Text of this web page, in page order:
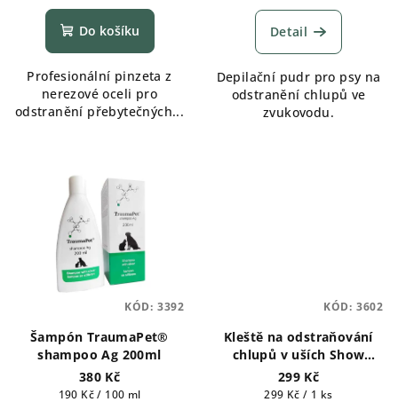
Do košíku
Profesionální pinzeta z
nerezové oceli pro
odstranění přebytečných...
hodnocení
produktu
z
5
hvězdiček.
Detail
Depilační pudr pro psy na
odstranění chlupů ve
zvukovodu.
Šampón TraumaPet®
shampoo Ag 200ml
380 Kč
Měrná
190 Kč / 100 ml
KÓD: 3392
Kleště na odstraňování
chlupů v uších Show
Tech+ 14 cm
299 Kč
Měrná
299 Kč / 1 ks
KÓD: 3602